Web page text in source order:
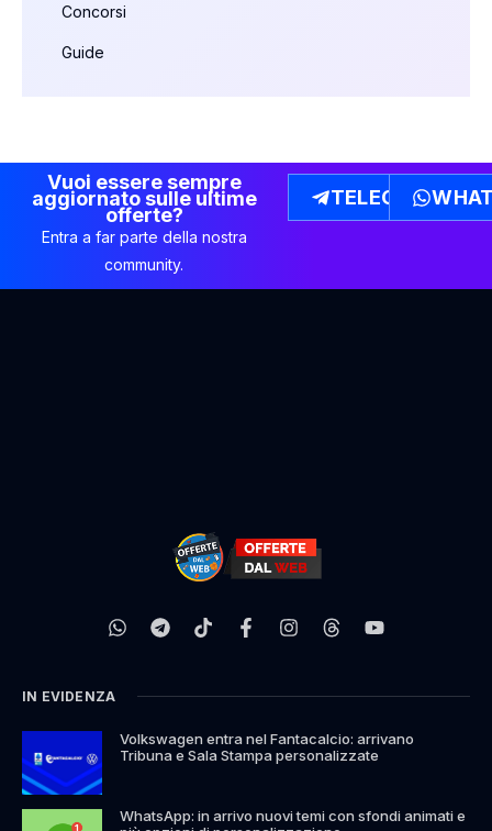
Concorsi
Guide
Vuoi essere sempre
aggiornato sulle ultime
offerte?
Entra a far parte della nostra
community.
TELEGRAM
IN EVIDENZA
Volkswagen entra nel Fantacalcio: arrivano
Tribuna e Sala Stampa personalizzate
WhatsApp: in arrivo nuovi temi con sfondi animati e